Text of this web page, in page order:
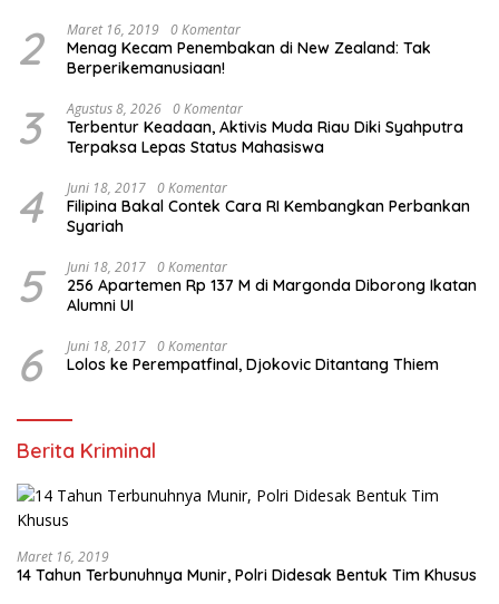
2 Maret 16, 2019 0 Komentar
Menag Kecam Penembakan di New Zealand: Tak
Berperikemanusiaan!
3 Agustus 8, 2026 0 Komentar
Terbentur Keadaan, Aktivis Muda Riau Diki Syahputra
Terpaksa Lepas Status Mahasiswa
4 Juni 18, 2017 0 Komentar
Filipina Bakal Contek Cara RI Kembangkan Perbankan
Syariah
5 Juni 18, 2017 0 Komentar
256 Apartemen Rp 137 M di Margonda Diborong Ikatan
Alumni UI
6 Juni 18, 2017 0 Komentar
Lolos ke Perempatfinal, Djokovic Ditantang Thiem
Berita Kriminal
Maret 16, 2019
14 Tahun Terbunuhnya Munir, Polri Didesak Bentuk Tim Khusus